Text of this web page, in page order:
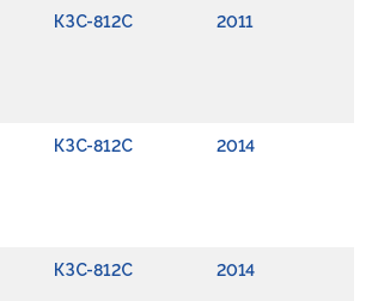
КЗС-812С 2011
КЗС-812С 2014
КЗС-812С 2014